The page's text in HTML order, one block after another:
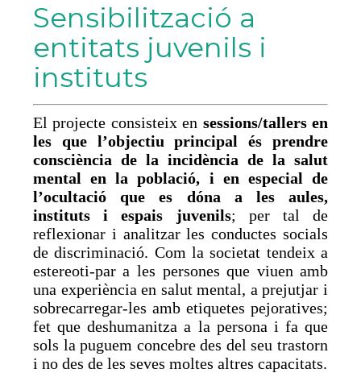
Sensibilització a
entitats juvenils i
instituts
El projecte consisteix en sessions/tallers en
les que l’objectiu principal és prendre
consciència de la incidència de la salut
mental en la població, i en especial de
l’ocultació que es dóna a les aules,
instituts i espais juvenils; per tal de
reflexionar i analitzar les conductes socials
de discriminació. Com la societat tendeix a
estereoti-par a les persones que viuen amb
una experiència en salut mental, a prejutjar i
sobrecarregar-les amb etiquetes pejoratives;
fet que deshumanitza a la persona i fa que
sols la puguem concebre des del seu trastorn
i no des de les seves moltes altres capacitats.